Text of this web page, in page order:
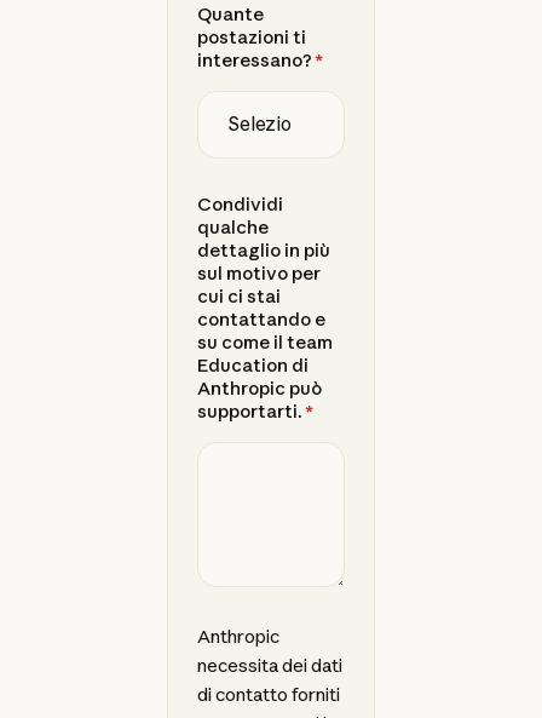
Quante
postazioni ti
interessano?*
Condividi
qualche
dettaglio in più
sul motivo per
cui ci stai
contattando e
su come il team
Education di
Anthropic può
supportarti.*
Anthropic
necessita dei dati
di contatto forniti